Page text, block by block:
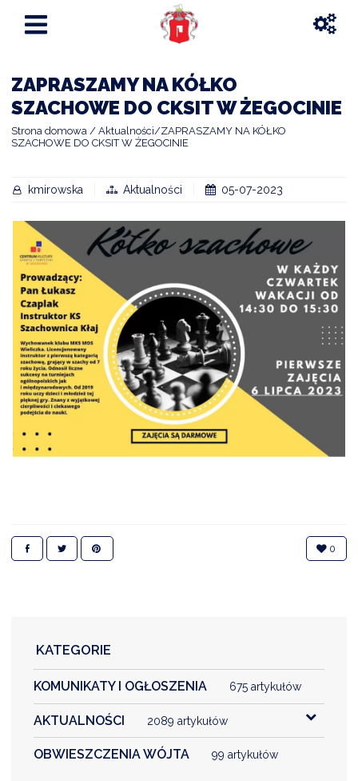
OBSŁUGI
CZYSTE POWIETRZE
ZAPRASZAMY NA KÓŁKO
SZACHOWE DO CKSIT W ŻEGOCINIE
Strona domowa Aktualności
ZAPRASZAMY NA KÓŁKO
SZACHOWE DO CKSIT W ŻEGOCINIE
kmirowska Aktualności 05-07-2023
0
KATEGORIE
KOMUNIKATY I OGŁOSZENIA 675 artykułów
AKTUALNOŚCI 2089 artykułów
OBWIESZCZENIA WÓJTA 99 artykułów